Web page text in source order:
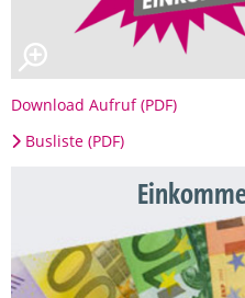
Download Aufruf (PDF)
Busliste (PDF)